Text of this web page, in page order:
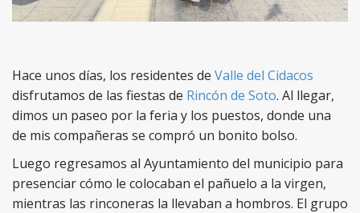
Hace unos días, los residentes de Valle del Cidacos
disfrutamos de las fiestas de Rincón de Soto. Al llegar,
dimos un paseo por la feria y los puestos, donde una
de mis compañeras se compró un bonito bolso.
Luego regresamos al Ayuntamiento del municipio para
presenciar cómo le colocaban el pañuelo a la virgen,
mientras las rinconeras la llevaban a hombros. El grupo